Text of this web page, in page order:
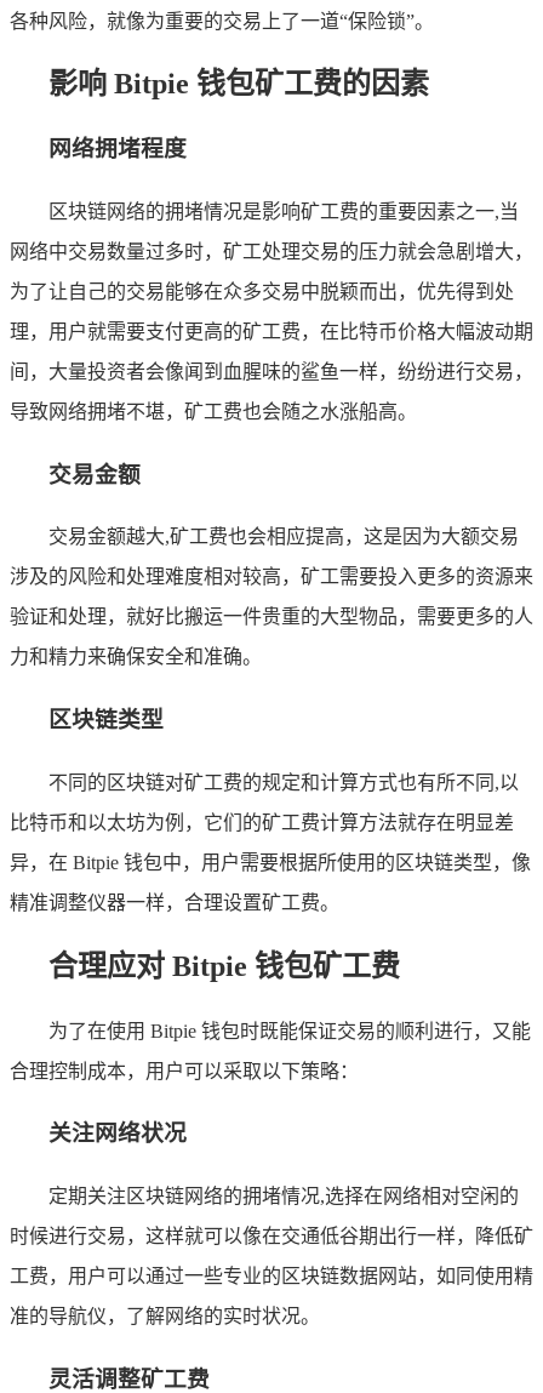
各种风险，就像为重要的交易上了一道“保险锁”。
影响 Bitpie 钱包矿工费的因素
网络拥堵程度
区块链网络的拥堵情况是影响矿工费的重要因素之一,当
网络中交易数量过多时，矿工处理交易的压力就会急剧增大，
为了让自己的交易能够在众多交易中脱颖而出，优先得到处
理，用户就需要支付更高的矿工费，在比特币价格大幅波动期
间，大量投资者会像闻到血腥味的鲨鱼一样，纷纷进行交易，
导致网络拥堵不堪，矿工费也会随之水涨船高。
交易金额
交易金额越大,矿工费也会相应提高，这是因为大额交易
涉及的风险和处理难度相对较高，矿工需要投入更多的资源来
验证和处理，就好比搬运一件贵重的大型物品，需要更多的人
力和精力来确保安全和准确。
区块链类型
不同的区块链对矿工费的规定和计算方式也有所不同,以
比特币和以太坊为例，它们的矿工费计算方法就存在明显差
异，在 Bitpie 钱包中，用户需要根据所使用的区块链类型，像
精准调整仪器一样，合理设置矿工费。
合理应对 Bitpie 钱包矿工费
为了在使用 Bitpie 钱包时既能保证交易的顺利进行，又能
合理控制成本，用户可以采取以下策略：
关注网络状况
定期关注区块链网络的拥堵情况,选择在网络相对空闲的
时候进行交易，这样就可以像在交通低谷期出行一样，降低矿
工费，用户可以通过一些专业的区块链数据网站，如同使用精
准的导航仪，了解网络的实时状况。
灵活调整矿工费